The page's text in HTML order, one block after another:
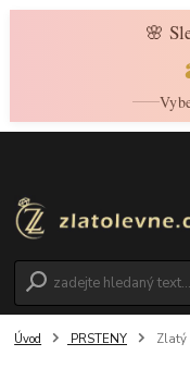
🌸
Úvod PRSTENY Zlatý